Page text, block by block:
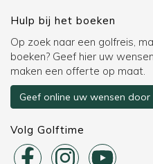
Hulp bij het boeken
Op zoek naar een golfreis,
boeken? Geef hier uw
maken een offerte op maat.
Geef online uw wensen door
Volg Golftime